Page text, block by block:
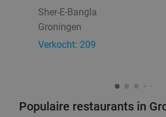
Sher-E-Bangla
Groningen
Verkocht: 209
Populaire restaurants in